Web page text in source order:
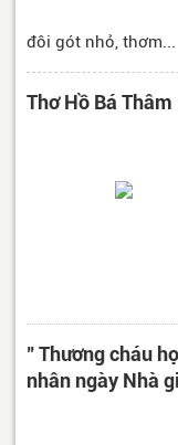
đôi gót nhỏ, thơm...
Thơ Hồ Bá Thâm
" Thương cháu
nhân ngày Nhà